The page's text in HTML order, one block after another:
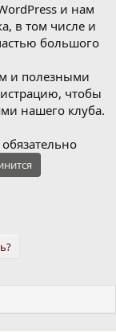
и нам
в том числе и
большого
и полезными
чтобы
нашего клуба.